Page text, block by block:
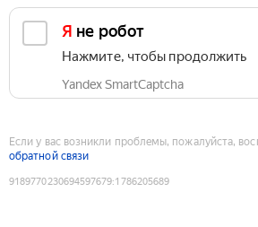
Я не робот
Нажмите, чтобы продолжить
Yandex SmartCaptcha
Если у вас возникли проблемы, пожалуйста,
обратной связи
9189770230694597679:1786205689